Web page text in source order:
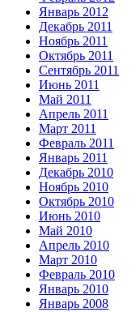
Январь 2012
Декабрь 2011
Ноябрь 2011
Октябрь 2011
Сентябрь 2011
Июнь 2011
Май 2011
Апрель 2011
Март 2011
Февраль 2011
Январь 2011
Декабрь 2010
Ноябрь 2010
Октябрь 2010
Июнь 2010
Май 2010
Апрель 2010
Март 2010
Февраль 2010
Январь 2010
Январь 2008